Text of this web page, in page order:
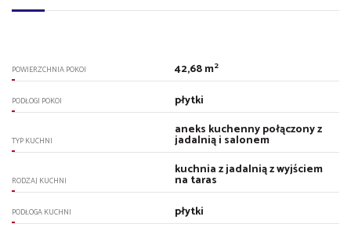
POWIERZCHNIA POKOI 42,68 m2
PODŁOGI POKOI płytki
TYP KUCHNI
aneks kuchenny połączony z
jadalnią i salonem
RODZAJ KUCHNI
kuchnia z jadalnią z wyjściem
na taras
PODŁOGA KUCHNI płytki